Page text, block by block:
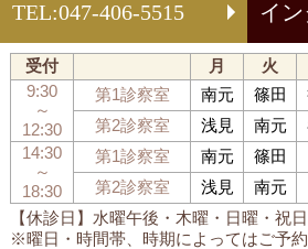
TEL:047-406-5515 イ
【休診日】水曜午後・木曜・日曜・祝日
※曜日・時間帯、時期によってはご予
受付 月 火
9:30
～
12:30
第1診察室 南元 篠田
第2診察室
浅見 南元
14:30
～
18:30
第1診察室 南元 篠田
第2診察室
浅見 南元